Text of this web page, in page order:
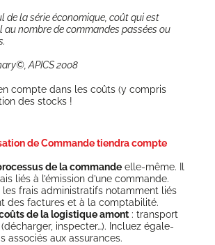
de la série éco­no­mique, coût qui est
nombre de com­mandes pas­sées ou
APICS 2008
compte dans les coûts (y com­pris
des stocks !
de Commande tiendra compte
de la com­mande elle-même. Il
liés à l’émission d’une com­mande.
les frais admi­nis­tra­tifs notam­ment liés
des fac­tures et à la comptabilité.
de la logis­tique amont : trans­port
ins­pec­ter…). Incluez éga­le­
asso­ciés aux assurances.